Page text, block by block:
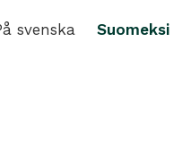
svenska Suomeksi